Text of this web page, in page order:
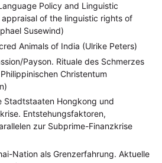
VERANSTALTUNGEN EXPERTISE
DER DGA MITGLIEDERBEREICH DIE DGA
Policy and Linguistic
appraisal of the linguistic rights of
Susewind)
Animals of India (Ulrike Peters)
Payson. Rituale des Schmerzes
Christentum
Stadtstaaten Hongkong und
Entstehungsfaktoren,
zur Subprime-Finanzkrise
Nation als Grenzerfahrung. Aktuelle